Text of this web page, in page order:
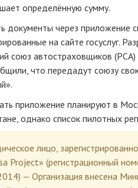
определённую сумму.
документы через приложение
на сайте госуслуг.
союз автостраховщиков
что передадут союзу
приложение планируют в
однако список пилотных
лицо,
Project» (регистрационный
— Организация внесена